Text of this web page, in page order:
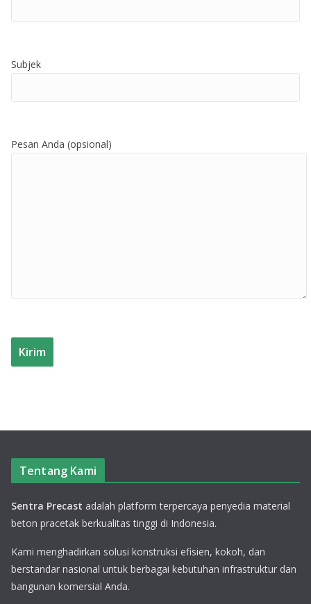
Subjek
Pesan Anda (opsional)
Tentang Kami
Sentra Precast adalah platform terpercaya penyedia material
beton pracetak berkualitas tinggi di Indonesia.
Kami menghadirkan solusi konstruksi efisien, kokoh, dan
berstandar nasional untuk berbagai kebutuhan infrastruktur dan
bangunan komersial Anda.